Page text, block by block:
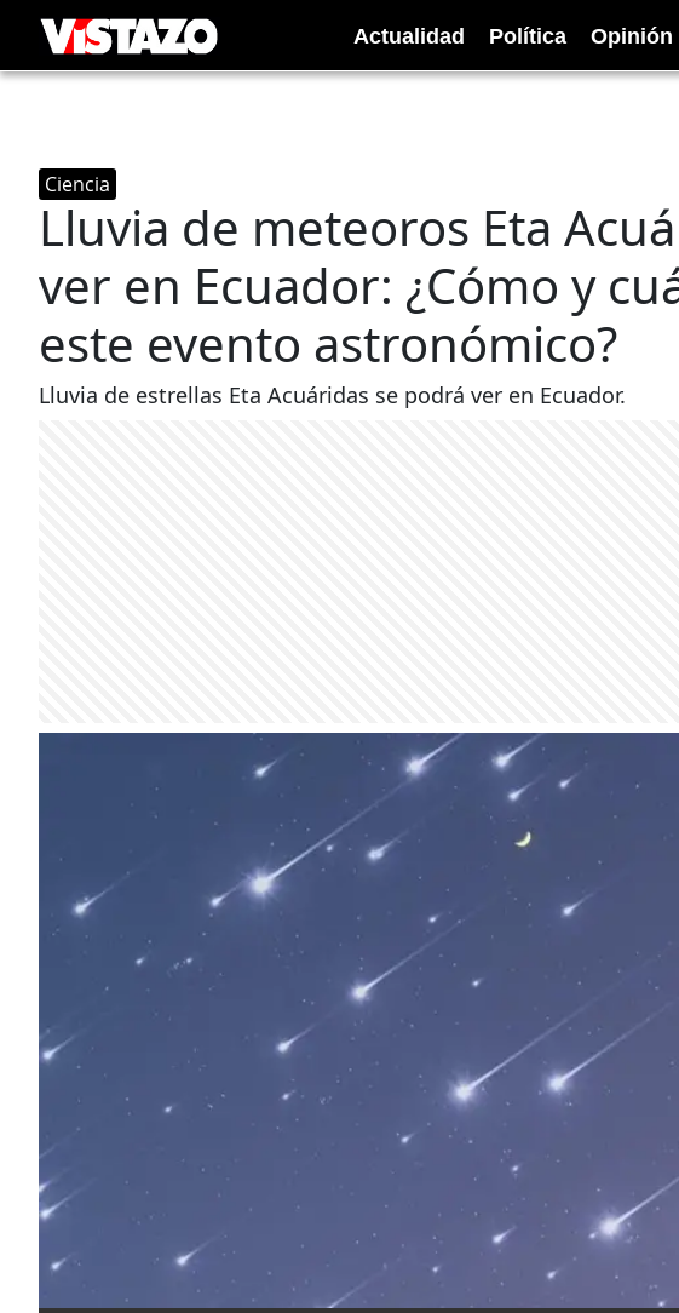
Actualidad Política Opinión
Ciencia
Lluvia de meteoros Eta
ver en Ecuador: ¿Cómo y
este evento astronómico?
Lluvia de estrellas Eta Acuáridas se podrá ver en Ecuador.